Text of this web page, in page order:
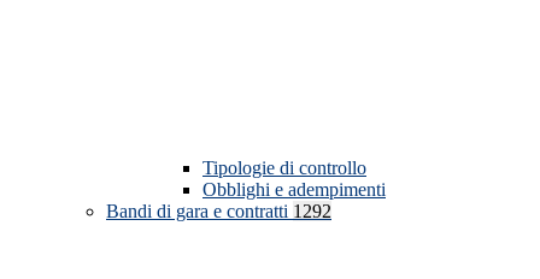
Tipologie di controllo
Obblighi e adempimenti
Bandi di gara e contratti 1292